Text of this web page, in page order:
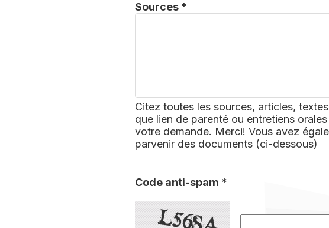
Sources *
Citez toutes les sources, articles,
que lien de parenté ou entretiens
votre demande. Merci! Vous avez
parvenir des documents (ci-dessous)
Code anti-spam *